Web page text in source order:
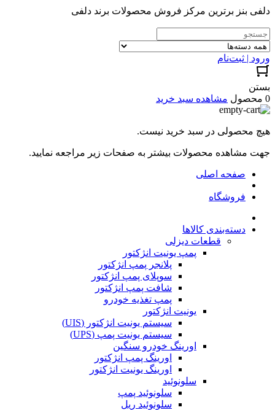
دلفی بنز برترین مرکز فروش محصولات برند دلفی
ورود | ثبت‌نام
بستن
0 محصول
مشاهده سبد خرید
هیچ محصولی در سبد خرید نیست.
جهت مشاهده محصولات بیشتر به صفحات زیر مراجعه نمایید.
صفحه اصلی
فروشگاه
دسته‌بندی کالاها
قطعات دیزلی
پمپ یونیت انژکتور
پلانجر پمپ انژکتور
سوپلای پمپ انژکتور
شافت پمپ انژکتور
پمپ تغذیه خودرو
یونیت انژکتور
سیستم یونیت انژکتور (UIS)
سیستم یونیت پمپ (UPS)
اورینگ خودرو سنگین
اورینگ پمپ انژکتور
اورینگ یونیت انژکتور
سلونوئید
سلونوئید پمپ
سلونوئید ریل